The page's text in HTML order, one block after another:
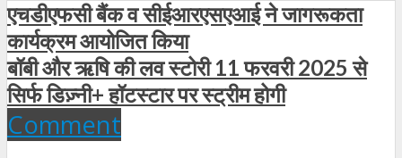
एचडीएफसी बैंक व सीईआरएसएआई ने जागरूकता
कार्यक्रम आयोजित किया
बॉबी और ऋषि की लव स्‍टोरी 11 फरवरी 2025 से
सिर्फ डिज़्नी+ हॉटस्टार पर स्‍ट्रीम होगी
Comment